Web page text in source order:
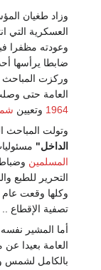
وزاد طغيان
العسكرية التي
ضابطا يرأسها
وركزت المباحث
العامة حتى
1964 وتعيين
وتولت المباحث
الداخل"
المسلمين
التحرير
وكلها وقعت
تصفية الإقطاع ..
أما المشير
العامة بعيدا
بالكامل لشمس